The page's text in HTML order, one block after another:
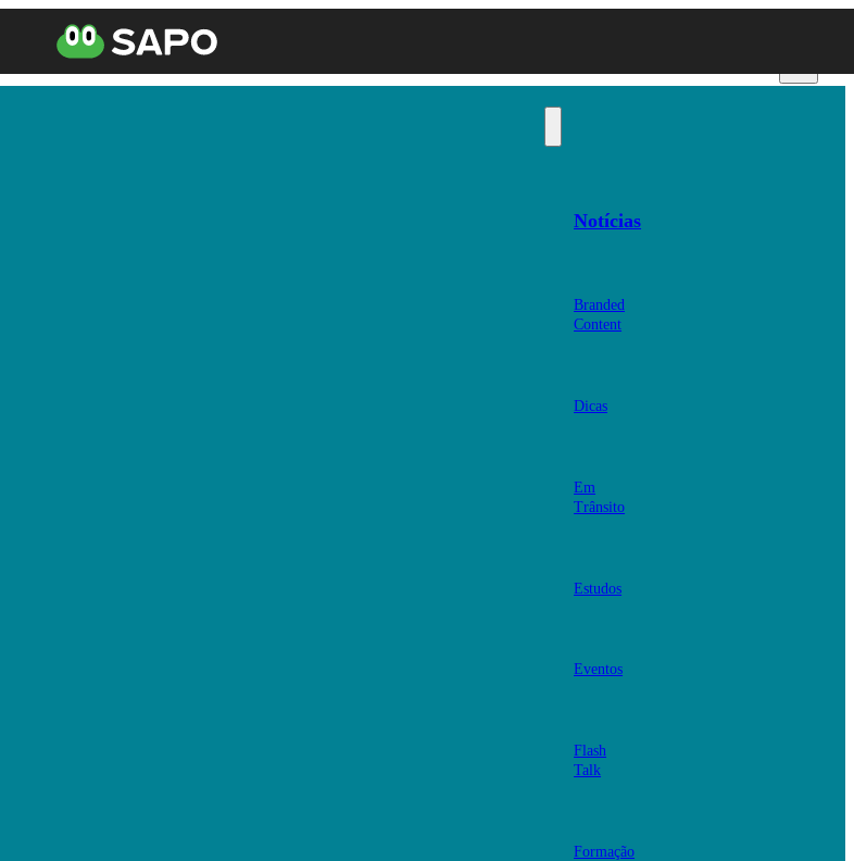
Notícias
Branded
Content
Dicas
Em
Trânsito
Estudos
Eventos
Flash
Talk
Formação